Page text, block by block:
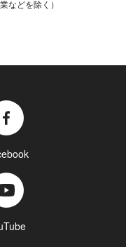
などを除く）